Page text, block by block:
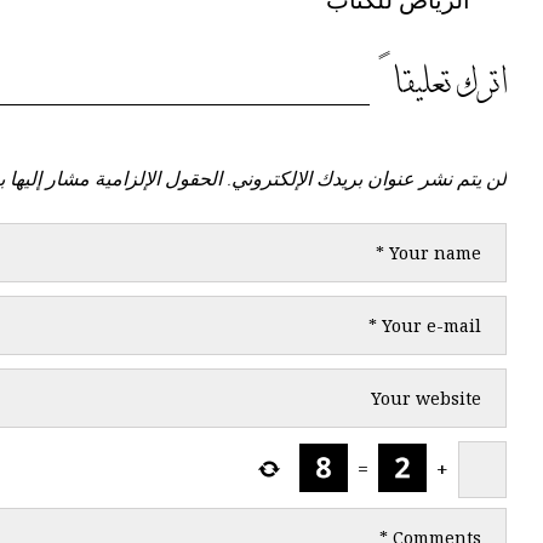
اترك تعليقاً
لن يتم نشر عنوان بريدك الإلكتروني. الحقول الإلزامية مشار إليها
+
=